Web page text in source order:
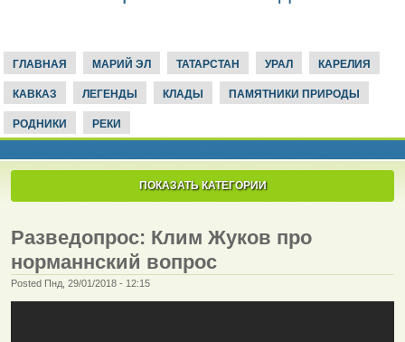
ГЛАВНАЯ МАРИЙ ЭЛ ТАТАРСТАН УРАЛ КАРЕЛИЯ
КАВКАЗ ЛЕГЕНДЫ КЛАДЫ ПАМЯТНИКИ ПРИРОДЫ
РОДНИКИ РЕКИ
ПОКАЗАТЬ КАТЕГОРИИ
Разведопрос: Клим Жуков про
норманнский вопрос
Posted Пнд, 29/01/2018 - 12:15